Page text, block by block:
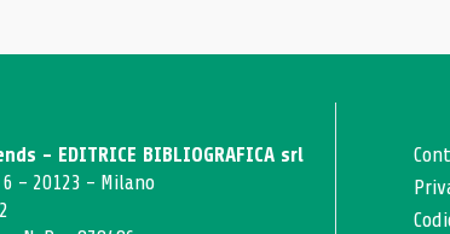
- EDITRICE BIBLIOGRAFICA srl
6 - 20123 - Milano